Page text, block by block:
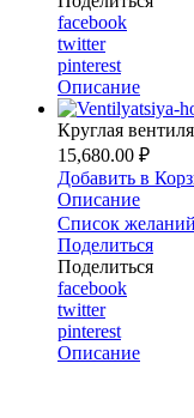
facebook
twitter
pinterest
Описание
Круглая
15,680.00 ₽
Добавить в
Описание
Список желаний
Поделиться
Поделиться
facebook
twitter
pinterest
Описание